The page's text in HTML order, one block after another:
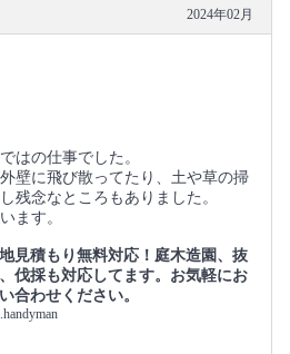
2024年02月
はの仕事でした。
壁に飛び散ってたり、土や草の掃
残念なところもありました。
ます。
見積もり無料対応！庭木造園、抜
伐採も対応してます。お気軽にお
合わせください。